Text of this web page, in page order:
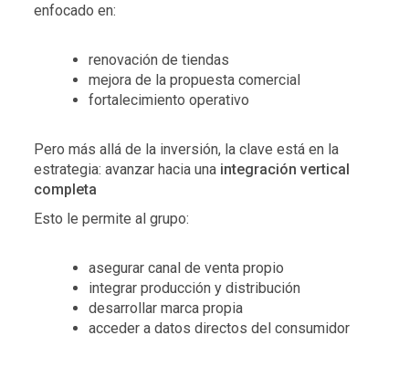
enfocado en:
renovación de tiendas
mejora de la propuesta comercial
fortalecimiento operativo
Pero más allá de la inversión, la clave está en la
estrategia: avanzar hacia una integración vertical
completa
Esto le permite al grupo:
asegurar canal de venta propio
integrar producción y distribución
desarrollar marca propia
acceder a datos directos del consumidor